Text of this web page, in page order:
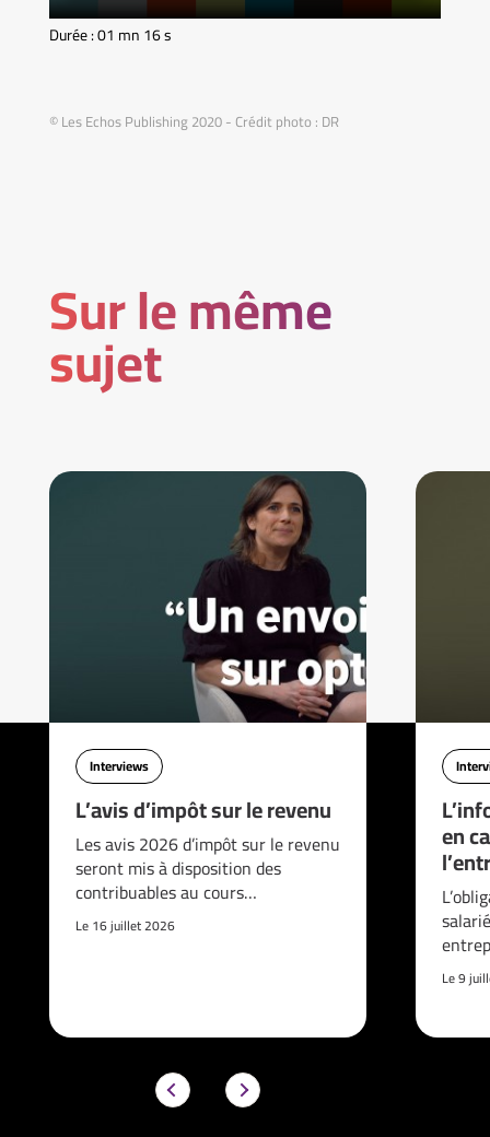
Durée : 01 mn 16 s
© Les Echos Publishing 2020 - Crédit photo : DR
Sur le même
sujet
Interviews
L’avis d’impôt sur le revenu
Les avis 2026 d’impôt sur le revenu
seront mis à disposition des
contribuables au cours…
Le 16 juillet 2026
en
Le 9